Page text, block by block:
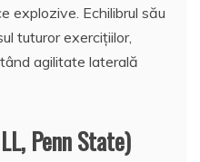
explozive. Echilibrul său
tuturor exercițiilor,
agilitate laterală
Penn State)